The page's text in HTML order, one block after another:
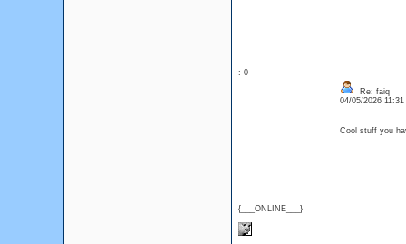
: 0
{___ONLINE___}
Re: faiq
04/05/2026
Cool stuff you